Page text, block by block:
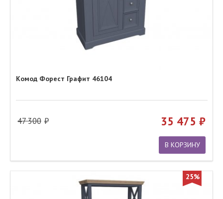
Комод Форест Графит 46104
47 300 35 475
В КОРЗИНУ
25%